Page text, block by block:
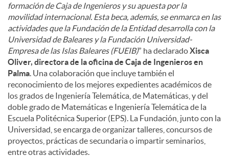
formación de Caja de Ingenieros y su apuesta por la
movilidad internacional. Esta beca, además, se enmarca en las
actividades que la Fundación de la Entidad desarrolla con la
Universidad de Baleares y la Fundación Universidad-
Empresa de las Islas Baleares (FUEIB)” ha declaradoXisca
Oliver, directora de la oficina de Caja de Ingenieros en
Palma. Una colaboración que incluye también el
reconocimiento de los mejores expedientes académicos de
los grados de Ingeniería Telemática, de Matemáticas, y del
doble grado de Matemáticas e Ingeniería Telemática de la
Escuela Politécnica Superior (EPS). La Fundación, junto con la
Universidad, se encarga de organizar talleres, concursos de
proyectos, prácticas de secundaria o impartir seminarios,
entre otras actividades.